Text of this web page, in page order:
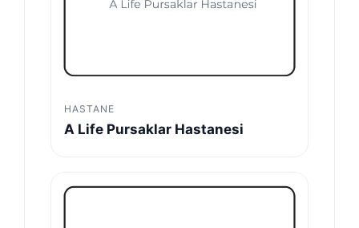
HASTANE
A Life Pursaklar Hastanesi